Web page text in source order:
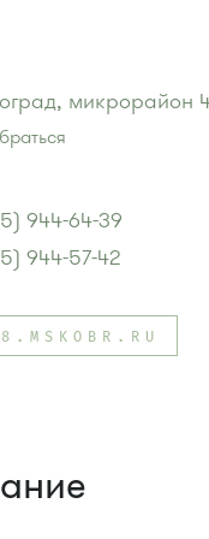
микрорайон
№ 1, 3, 8, 11, 19, 29,
"Товары для
№ 1, 3, 8, 11, 19, 29, 32,
944-64-39
944-57-42